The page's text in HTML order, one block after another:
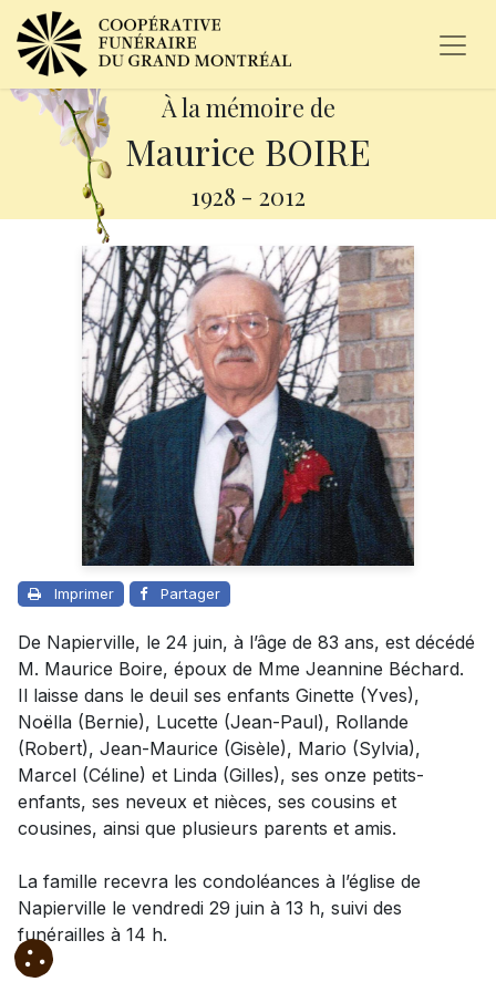
À la mémoire de
Maurice BOIRE
1928 - 2012
Imprimer Partager
De Napierville, le 24 juin, à l’âge de 83 ans, est décédé
M. Maurice Boire, époux de Mme Jeannine Béchard.
Il laisse dans le deuil ses enfants Ginette (Yves),
Noëlla (Bernie), Lucette (Jean-Paul), Rollande
(Robert), Jean-Maurice (Gisèle), Mario (Sylvia),
Marcel (Céline) et Linda (Gilles), ses onze petits-
enfants, ses neveux et nièces, ses cousins et
cousines, ainsi que plusieurs parents et amis.
La famille recevra les condoléances à l’église de
Napierville le vendredi 29 juin à 13 h, suivi des
funérailles à 14 h.